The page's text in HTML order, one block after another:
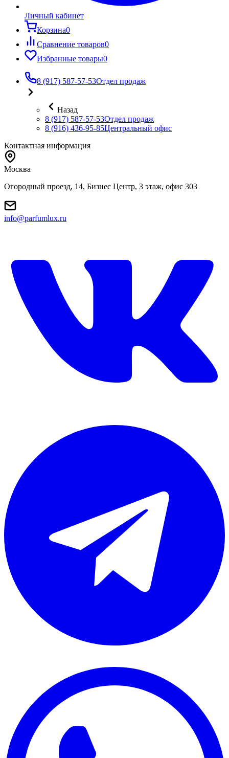
Личный кабинет
Корзина0
Сравнение товаров0
Избранные товары0
8 (917) 587-57-53Отдел продаж
Назад
8 (917) 587-57-53Отдел продаж
8 (916) 436-95-85Центральный офис
Контактная информация
Москва
Огородный проезд, 14, Бизнес Центр, 3 этаж, офис 303
info@parfumlux.ru